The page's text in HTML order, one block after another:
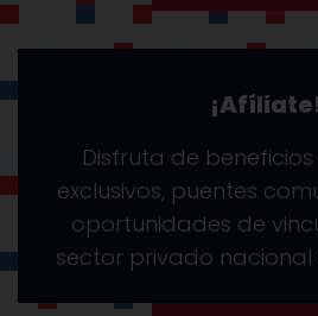
Disfruta de
exclusivos, puentes
oportunidades de
sector privado nacional